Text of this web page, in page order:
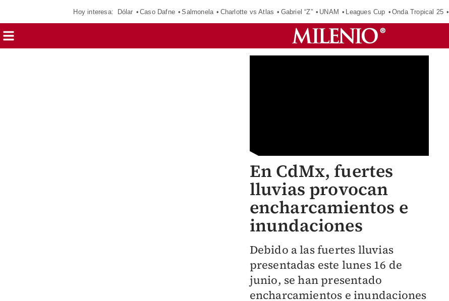
Hoy interesa: Dólar Caso Dafne Salmonela Charlotte vs Atlas Gabriel “Z” UNAM Leagues Cup Onda Tropical 25
En CdMx, fuertes
lluvias provocan
encharcamientos e
inundaciones
Debido a las fuertes lluvias
presentadas este lunes 16 de
junio, se han presentado
encharcamientos e inundaciones